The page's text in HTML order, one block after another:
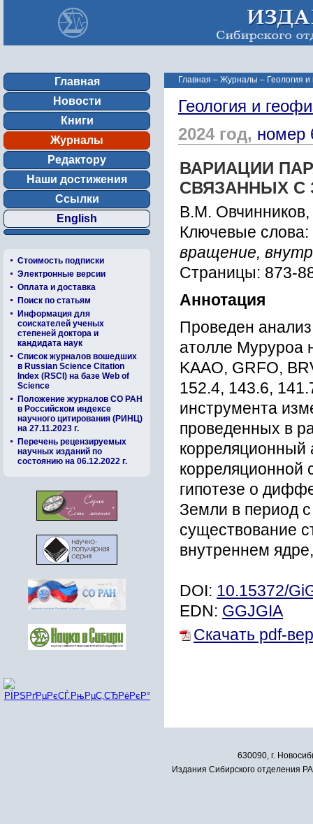
Главная
Новости
Книги
Журналы
Редактору
Наши достижения
Ссылки
English
Стоимость подписки
Электронные версии
Оплата и доставка
Поиск по статьям
Информация для
соискателей ученых
степеней доктора и
кандидата наук
Список журналов вошедших
в Russian Science Citation
Index (RSCI) на базе Web of
Science
Положение журналов СО РАН
в Российском индексе
научного цитирования (РИНЦ)
на 27.11.2023 г.
Перечень рецензируемых
научных изданий по
состоянию на 06.12.2022 г.
Главная – Журналы – Геология
Геология и
2024 год, номер
ВАРИАЦИИ
СВЯЗАННЫХ
В.М.
Ключевые слова:
вращение,
Страницы: 873-
Аннотация
Проведен
атолле Муруроа
KAAO, GRFO,
152.4, 143.6,
инструмента
проведенных в
корреляционный
корреляционной
гипотезе о
Земли в период
существование
внутреннем
DOI: 10.15372/
EDN: GGJGIA
Скачать pdf-
630090, г.
Издания Сибирского отделения